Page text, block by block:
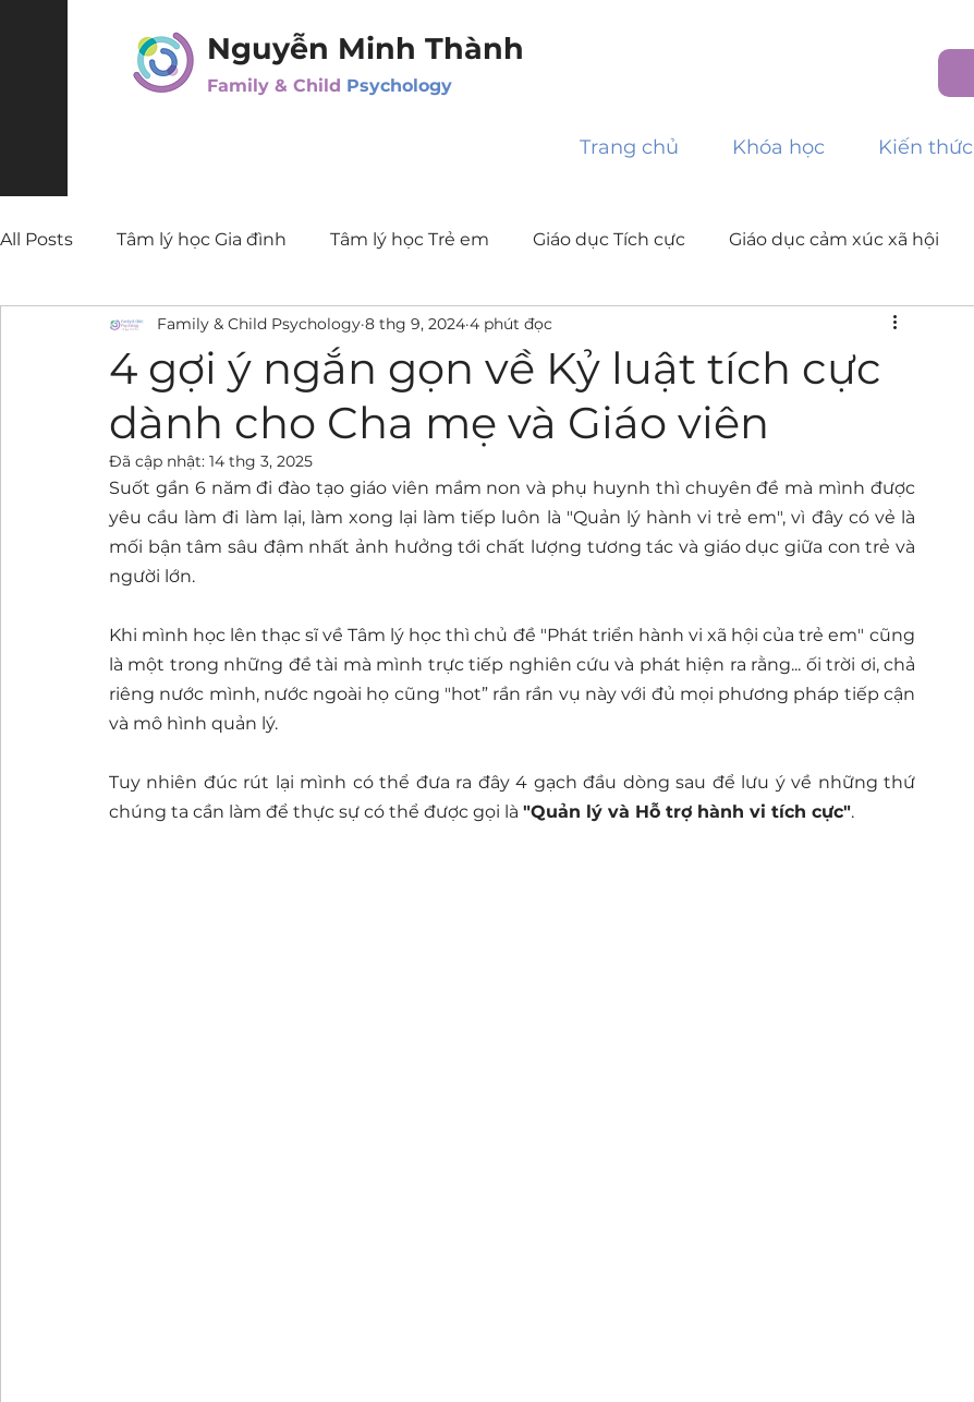
Nguyễn Minh Thành
Family & Child Psychology
Trang chủ Khóa học Kiến thức
All Posts Tâm lý học Gia đình Tâm lý học Trẻ em Giáo dục Tích cực Giáo dục cảm xúc xã hội
Parenting Coaching
4 gợi ý ngắn gọn về Kỷ luật tích cực
dành cho Cha mẹ và Giáo viên
Family & Child Psychology 8 thg 9, 2024 4 phút đọc
Đã cập nhật: 14 thg 3, 2025
Suốt gần 6 năm đi đào tạo giáo viên mầm non và phụ huynh thì chuyên đề mà mình được
yêu cầu làm đi làm lại, làm xong lại làm tiếp luôn là "Quản lý hành vi trẻ em", vì đây có vẻ là
mối bận tâm sâu đậm nhất ảnh hưởng tới chất lượng tương tác và giáo dục giữa con trẻ và
người lớn.
Khi mình học lên thạc sĩ về Tâm lý học thì chủ đề "Phát triển hành vi xã hội của trẻ em" cũng
là một trong những đề tài mà mình trực tiếp nghiên cứu và phát hiện ra rằng... ối trời ơi, chả
riêng nước mình, nước ngoài họ cũng "hot” rần rần vụ này với đủ mọi phương pháp tiếp cận
và mô hình quản lý.
Tuy nhiên đúc rút lại mình có thể đưa ra đây 4 gạch đầu dòng sau để lưu ý về những thứ
chúng ta cần làm để thực sự có thể được gọi là "Quản lý và Hỗ trợ hành vi tích cực".